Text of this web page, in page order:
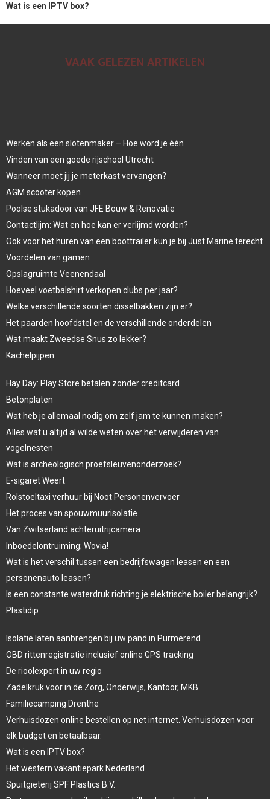
Wat is een IPTV box?
VAAK GELEZEN ARTIKELEN
Werken als een slotenmaker – Hoe word je één
Vinden van een goede rijschool Utrecht
Wanneer moet jij je meterkast vervangen?
AGM scooter kopen
Poolse stukadoor van JFE Bouw & Renovatie
Contactlijm: Wat en hoe kan er verlijmd worden?
Ook voor het huren van een boottrailer kun je bij Just Marine terecht
Voordelen van gamen
Opslagruimte Veenendaal
Hoeveel voetbalshirt verkopen clubs per jaar?
Welke verschillende soorten disselbakken zijn er?
Het paarden hoofdstel en de verschillende onderdelen
Wat maakt Zweedse Snus zo lekker?
Kachelpijpen
Hay Day: Play Store betalen zonder creditcard
Betonplaten
Wat heb je allemaal nodig om zelf jam te kunnen maken?
Alles wat u altijd al wilde weten over het verwijderen van
vogelnesten
Wat is archeologisch proefsleuvenonderzoek?
E-sigaret Weert
Rolstoeltaxi verhuur bij Noot Personenvervoer
Het proces van spouwmuurisolatie
Van Zwitserland achteruitrijcamera
Inboedelontruiming; Wovia!
Wat is het verschil tussen een bedrijfswagen leasen en een
personenauto leasen?
Is een constante waterdruk richting je elektrische boiler belangrijk?
Plastidip
Isolatie laten aanbrengen bij uw pand in Purmerend
OBD rittenregistratie inclusief online GPS tracking
De rioolexpert in uw regio
Zadelkruk voor in de Zorg, Onderwijs, Kantoor, MKB
Familiecamping Drenthe
Verhuisdozen online bestellen op net internet. Verhuisdozen voor
elk budget en betaalbaar.
Wat is een IPTV box?
Het western vakantiepark Nederland
Spuitgieterij SPF Plastics B.V.